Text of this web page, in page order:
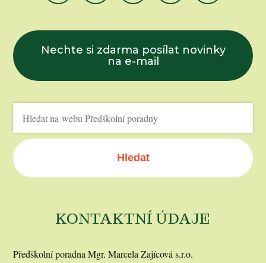
Nechte si zdarma posílat novinky
na e-mail
Hledat
KONTAKTNÍ ÚDAJE
Předškolní poradna Mgr. Marcela Zajícová s.r.o.